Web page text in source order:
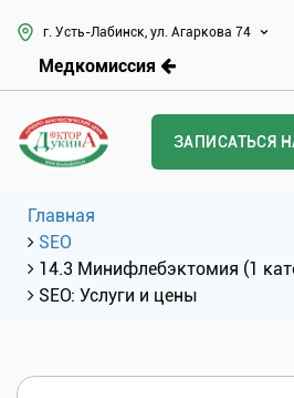
г. Усть-Лабинск, ул. Агаркова 74
Медкомиссия
ЗАПИСАТЬСЯ
Главная
SEO
14.3 Минифлебэктомия (1
SEO: Услуги и цены